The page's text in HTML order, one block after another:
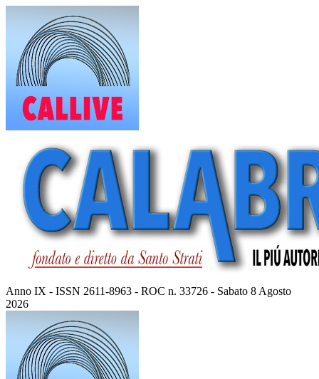
contenuto
Anno IX - ISSN 2611-8963 - ROC n. 33726 - Sabato 8 Agosto
2026